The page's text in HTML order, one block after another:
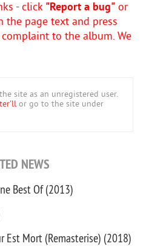
- click "Report a bug" or
the page text and press
to the album. We
site as an unregistered user.
or go to the site under
NEWS
Best Of (2013)
Est Mort (Remasterise) (2018)